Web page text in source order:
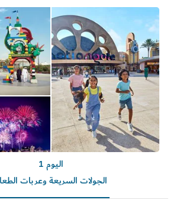
اليوم 1
الجولات السريعة وعربات الطعام